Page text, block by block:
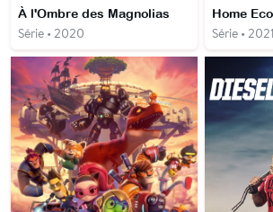
À l'Ombre des Magnolias
Série • 2020
Home
Série • 2021